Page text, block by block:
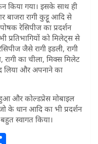
किया गया। इसके साथ ही
रागी कुट्टू आदि से
पोषक रेसिपीज का प्रदर्शन
प्रतिभागियों को मिलेट्स से
जैसे रागी इडली, रागी
रागी का चीला, मिक्स मिलेट
लिया और अपनाने का
हुआ और कोल्डप्रेस मोबाइल
के धान आदि का भी प्रदर्शन
स्वागत किया।